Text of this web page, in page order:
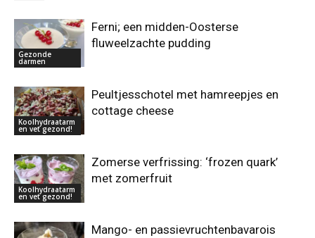
Gezonde
darmen
Ferni; een midden-Oosterse
fluweelzachte pudding
Koolhydraatarm
en vet gezond!
Peultjesschotel met hamreepjes en
cottage cheese
Koolhydraatarm
en vet gezond!
Zomerse verfrissing: ‘frozen quark’
met zomerfruit
Mango- en passievruchtenbavarois